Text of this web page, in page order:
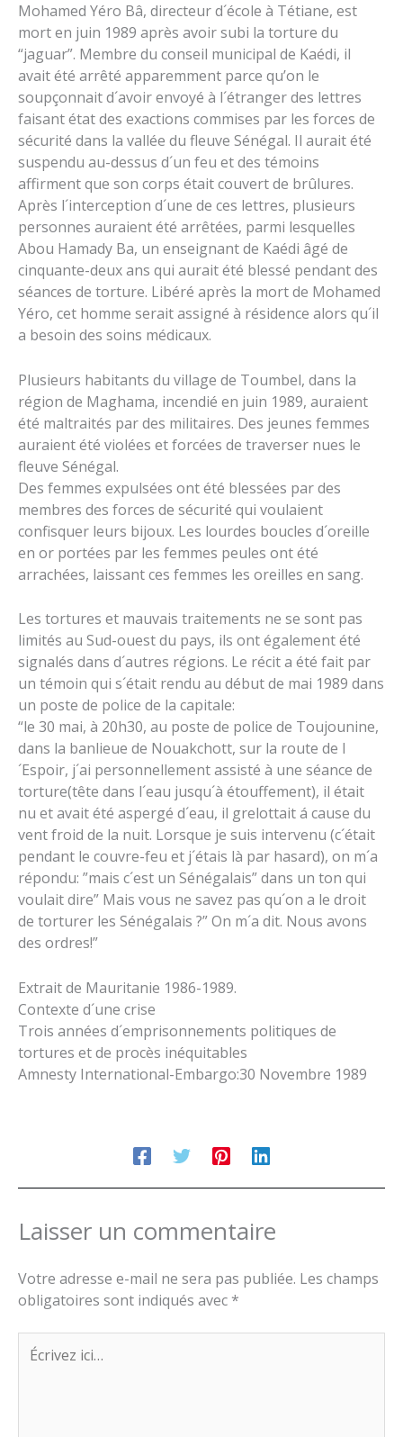
Mohamed Yéro Bâ, directeur d´école à Tétiane, est
mort en juin 1989 après avoir subi la torture du
“jaguar”. Membre du conseil municipal de Kaédi, il
avait été arrêté apparemment parce qu’on le
soupçonnait d´avoir envoyé à l´étranger des lettres
faisant état des exactions commises par les forces de
sécurité dans la vallée du fleuve Sénégal. Il aurait été
suspendu au-dessus d´un feu et des témoins
affirment que son corps était couvert de brûlures.
Après l´interception d´une de ces lettres, plusieurs
personnes auraient été arrêtées, parmi lesquelles
Abou Hamady Ba, un enseignant de Kaédi âgé de
cinquante-deux ans qui aurait été blessé pendant des
séances de torture. Libéré après la mort de Mohamed
Yéro, cet homme serait assigné à résidence alors qu´il
a besoin des soins médicaux.
Plusieurs habitants du village de Toumbel, dans la
région de Maghama, incendié en juin 1989, auraient
été maltraités par des militaires. Des jeunes femmes
auraient été violées et forcées de traverser nues le
fleuve Sénégal.
Des femmes expulsées ont été blessées par des
membres des forces de sécurité qui voulaient
confisquer leurs bijoux. Les lourdes boucles d´oreille
en or portées par les femmes peules ont été
arrachées, laissant ces femmes les oreilles en sang.
Les tortures et mauvais traitements ne se sont pas
limités au Sud-ouest du pays, ils ont également été
signalés dans d´autres régions. Le récit a été fait par
un témoin qui s´était rendu au début de mai 1989 dans
un poste de police de la capitale:
“le 30 mai, à 20h30, au poste de police de Toujounine,
dans la banlieue de Nouakchott, sur la route de l
´Espoir, j´ai personnellement assisté à une séance de
torture(tête dans l´eau jusqu´à étouffement), il était
nu et avait été aspergé d´eau, il grelottait á cause du
vent froid de la nuit. Lorsque je suis intervenu (c´était
pendant le couvre-feu et j´étais là par hasard), on m´a
répondu: ”mais c´est un Sénégalais” dans un ton qui
voulait dire” Mais vous ne savez pas qu´on a le droit
de torturer les Sénégalais ?” On m´a dit. Nous avons
des ordres!”
Extrait de Mauritanie 1986-1989.
Contexte d´une crise
Trois années d´emprisonnements politiques de
tortures et de procès inéquitables
Amnesty International-Embargo:30 Novembre 1989
Laisser un commentaire
Votre adresse e-mail ne sera pas publiée. Les champs
obligatoires sont indiqués avec *
Écrivez
ici…